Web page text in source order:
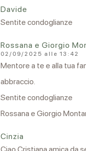
Davide
Sentite condoglianze
Rossana e Giorgio
02/09/2025 alle 13:42
Mentore a te e alla tua
abbraccio.
Sentite condoglianze
Rossana e Giorgio
Cinzia